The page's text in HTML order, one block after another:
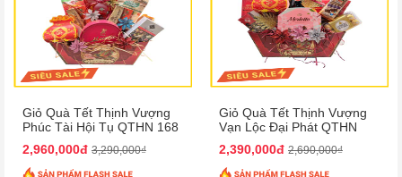
Giỏ Quà Tết Thịnh Vượng
Phúc Tài Hội Tụ QTHN 168
2,960,000đ 3,290,000₫
Giỏ Quà Tết Thịnh Vượng
Vạn Lộc Đại Phát QTHN
2,390,000đ 2,690,000₫